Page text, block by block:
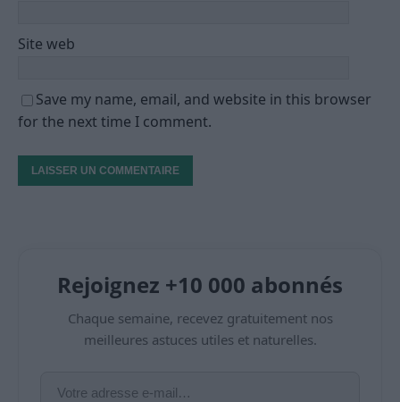
Site web
Save my name, email, and website in this browser
for the next time I comment.
Rejoignez +10 000 abonnés
Chaque semaine, recevez gratuitement nos
meilleures astuces utiles et naturelles.